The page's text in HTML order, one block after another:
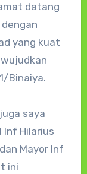
datang
yang kuat
Binaiya.
saya
Inf Hilarius
Mayor Inf
ini